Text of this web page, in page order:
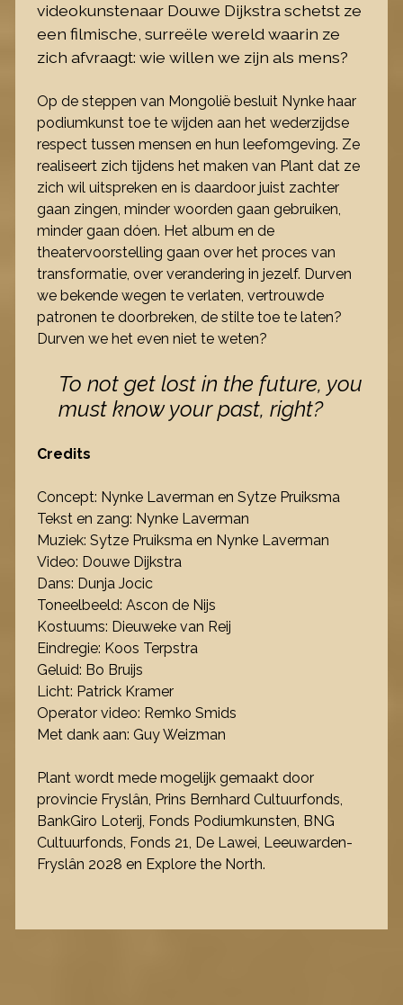
videokunstenaar Douwe Dijkstra schetst ze
een filmische, surreële wereld waarin ze
zich afvraagt: wie willen we zijn als mens?
Op de steppen van Mongolië besluit Nynke haar
podiumkunst toe te wijden aan het wederzijdse
respect tussen mensen en hun leefomgeving. Ze
realiseert zich tijdens het maken van Plant dat ze
zich wil uitspreken en is daardoor juist zachter
gaan zingen, minder woorden gaan gebruiken,
minder gaan dóen. Het album en de
theatervoorstelling gaan over het proces van
transformatie, over verandering in jezelf. Durven
we bekende wegen te verlaten, vertrouwde
patronen te doorbreken, de stilte toe te laten?
Durven we het even niet te weten?
To not get lost in the future, you
must know your past, right?
Credits
Concept: Nynke Laverman en Sytze Pruiksma
Tekst en zang: Nynke Laverman
Muziek: Sytze Pruiksma en Nynke Laverman
Video: Douwe Dijkstra
Dans: Dunja Jocic
Toneelbeeld: Ascon de Nijs
Kostuums: Dieuweke van Reij
Eindregie: Koos Terpstra
Geluid: Bo Bruijs
Licht: Patrick Kramer
Operator video: Remko Smids
Met dank aan: Guy Weizman
Plant wordt mede mogelijk gemaakt door
provincie Fryslân, Prins Bernhard Cultuurfonds,
BankGiro Loterij, Fonds Podiumkunsten, BNG
Cultuurfonds, Fonds 21, De Lawei, Leeuwarden-
Fryslân 2028 en Explore the North.